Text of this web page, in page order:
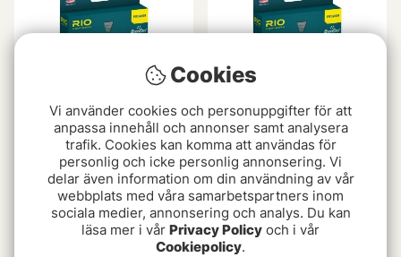
Rio Premier Striper
Intermediate
1399 kr
Rio Premier Midge Tip
Hover F/S1
1399 kr
Cookies
Vi använder cookies och personuppgifter för att
anpassa innehåll och annonser samt analysera
trafik. Cookies kan komma att användas för
personlig och icke personlig annonsering. Vi
delar även information om din användning av vår
webbplats med våra samarbetspartners inom
sociala medier, annonsering och analys. Du kan
läsa mer i vår Privacy Policy och i vår
Cookiepolicy.